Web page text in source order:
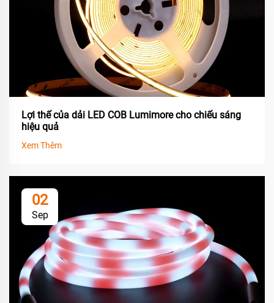
Lợi thế của dải LED COB Lumimore cho chiếu sáng
hiệu quả
Xem Thêm
02
Sep